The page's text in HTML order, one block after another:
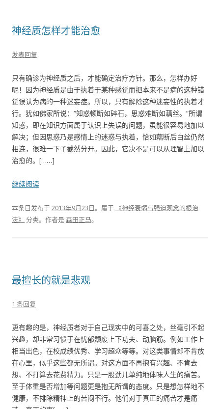
神经质怎样才能治愈
发表回复
只有确诊为神经质之后，才能确定治疗方针。那么，怎样办好
呢！因为神经质是由于执着于某种感觉而把本来不是病的这种错
觉误认为病的一种迷妄症。所以，只有解除这种迷妄性的执着才
行。犹如佛家所说：“知惑顿断如碎石，思惑难断如藕丝。”所谓
知惑，即在知识方面属于认识上失误的问题，虽能很容易地加以
解决；但因思惑乃是感情上的迷惑与执着，恰如藕断后白丝仍然
相连，很难一下子截然分开。因此，它决不是可以从理智上加以
治愈的。[……]
继续阅读
本条目发布于2013年9月23日。属于 《神经衰弱与强迫观念的根治
法》 分类。 作者是森田正马。
最擅长的就是悲观
1 条回复
更有趣的是，神经质者对于自己现实中的可喜之处，丝毫引不起
兴趣，却非常习惯于在忧郁颓废上下功夫、动脑筋。例如工作上
相当出色，在校成绩优秀、学习超众等等。对这类事情却不肯放
在心里，似乎这些都无所谓。对这方面不再抱有兴趣、不肯去
想、不打算去花费精力。只是一股劲儿单纯地体味人生的痛苦。
至于体重是否增加等问题更是抱无所谓的态度。只是想怎样地不
健康，不排除精神上的苦闷不行。他们对于真正的痛苦才是痛